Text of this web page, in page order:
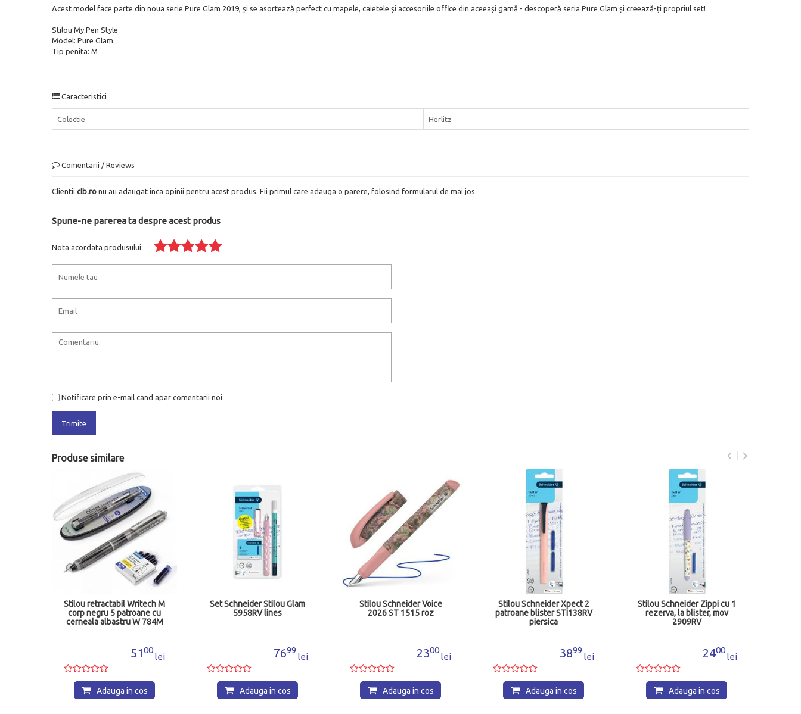
Acest model face parte din noua serie Pure Glam 2019, și se asortează perfect cu mapele, caietele și accesoriile office din aceeași gamă - descoperă seria Pure Glam și creează-ți propriul set!
Stilou My.Pen Style
Model: Pure Glam
Tip penita: M
Caracteristici
Colectie Herlitz
Comentarii / Reviews
Clientii clb.ro nu au adaugat inca opinii pentru acest produs. Fii primul care adauga o parere, folosind formularul de mai jos.
Spune-ne parerea ta despre acest produs
Nota acordata produsului:
Notificare prin e-mail cand apar comentarii noi
Trimite
Produse similare
Stilou retractabil Writech M
corp negru 5 patroane cu
cerneala albastru W 784M
5100
lei
Adauga in cos
Set Schneider Stilou Glam
5958RV lines
7699
lei
Adauga in cos
Stilou Schneider Voice
2026 ST 1515 roz
2300
lei
Adauga in cos
Stilou Schneider Xpect 2
patroane blister STI138RV
piersica
3899
lei
Adauga in cos
Stilou Schneider Zippi cu 1
rezerva, la blister, mov
2909RV
2400
lei
Adauga in cos